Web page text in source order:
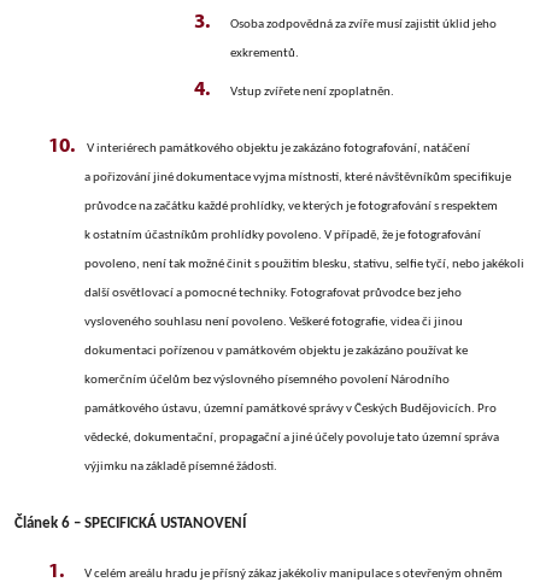
Osoba zodpovědná za zvíře musí zajistit úklid jeho
exkrementů.
Vstup zvířete není zpoplatněn.
V interiérech památkového objektu je zakázáno fotografování, natáčení
a pořizování jiné dokumentace vyjma místností, které návštěvníkům specifikuje
průvodce na začátku každé prohlídky, ve kterých je fotografování s respektem
k ostatním účastníkům prohlídky povoleno. V případě, že je fotografování
povoleno, není tak možné činit s použitím blesku, stativu, selfie tyčí, nebo jakékoli
další osvětlovací a pomocné techniky. Fotografovat průvodce bez jeho
vysloveného souhlasu není povoleno. Veškeré fotografie, videa či jinou
dokumentaci pořízenou v památkovém objektu je zakázáno používat ke
komerčním účelům bez výslovného písemného povolení Národního
památkového ústavu, územní památkové správy v Českých Budějovicích. Pro
vědecké, dokumentační, propagační a jiné účely povoluje tato územní správa
výjimku na základě písemné žádosti.
Článek 6 – SPECIFICKÁ USTANOVENÍ
V celém areálu hradu je přísný zákaz jakékoliv manipulace s otevřeným ohněm